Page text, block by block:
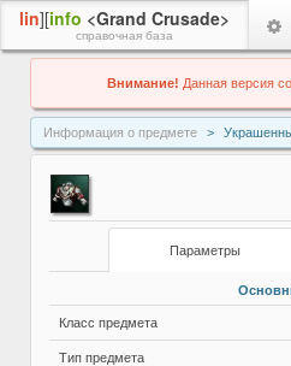
lin][info <Grand Crusade>
справочная база
Внимание! Данная версия
Информация о предмете
Параметры
Класс предмета
Тип предмета